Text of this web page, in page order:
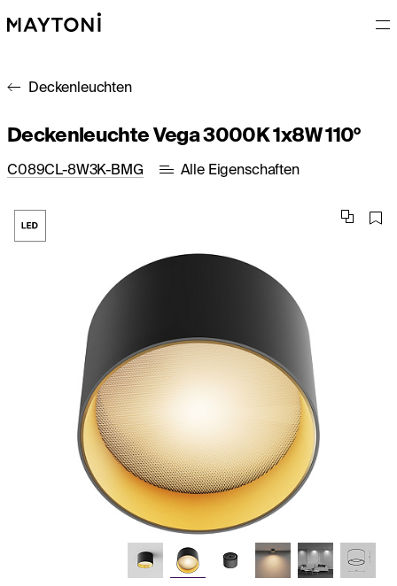
Deckenleuchten
Deckenleuchte Vega 3000K 1x8W 110°
C089CL-8W3K-BMG Alle Eigenschaften